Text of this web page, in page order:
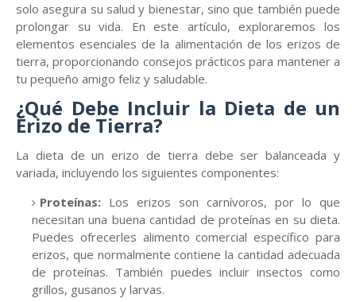
solo asegura su salud y bienestar, sino que también puede
prolongar su vida. En este artículo, exploraremos los
elementos esenciales de la alimentación de los erizos de
tierra, proporcionando consejos prácticos para mantener a
tu pequeño amigo feliz y saludable.
¿Qué Debe Incluir la Dieta de un
Erizo de Tierra?
La dieta de un erizo de tierra debe ser balanceada y
variada, incluyendo los siguientes componentes:
Proteínas: Los erizos son carnívoros, por lo que
necesitan una buena cantidad de proteínas en su dieta.
Puedes ofrecerles alimento comercial específico para
erizos, que normalmente contiene la cantidad adecuada
de proteínas. También puedes incluir insectos como
grillos, gusanos y larvas.